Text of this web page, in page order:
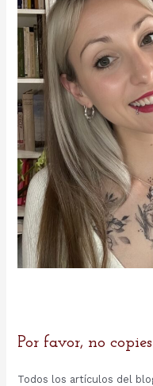
r
:
Por favor, no
Todos los artículos del